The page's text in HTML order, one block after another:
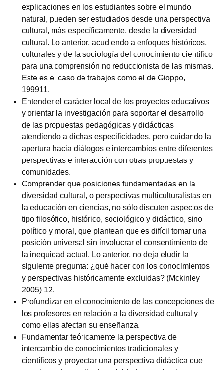
explicaciones en los estudiantes sobre el mundo
natural, pueden ser estudiados desde una perspectiva
cultural, más específicamente, desde la diversidad
cultural. Lo anterior, acudiendo a enfoques históricos,
culturales y de la sociología del conocimiento científico
para una comprensión no reduccionista de las mismas.
Este es el caso de trabajos como el de Gioppo,
199911.
Entender el carácter local de los proyectos educativos
y orientar la investigación para soportar el desarrollo
de las propuestas pedagógicas y didácticas
atendiendo a dichas especificidades, pero cuidando la
apertura hacia diálogos e intercambios entre diferentes
perspectivas e interacción con otras propuestas y
comunidades.
Comprender que posiciones fundamentadas en la
diversidad cultural, o perspectivas multiculturalistas en
la educación en ciencias, no sólo discuten aspectos de
tipo filosófico, histórico, sociológico y didáctico, sino
político y moral, que plantean que es difícil tomar una
posición universal sin involucrar el consentimiento de
la inequidad actual. Lo anterior, no deja eludir la
siguiente pregunta: ¿qué hacer con los conocimientos
y perspectivas históricamente excluidas? (Mckinley
2005) 12.
Profundizar en el conocimiento de las concepciones de
los profesores en relación a la diversidad cultural y
como ellas afectan su enseñanza.
Fundamentar teóricamente la perspectiva de
intercambio de conocimientos tradicionales y
científicos y proyectar una perspectiva didáctica que